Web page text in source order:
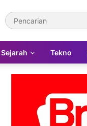
Sejarah Tekno